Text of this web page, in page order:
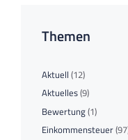
Themen
Aktuell (12)
Aktuelles(9)
Bewertung(1)
Einkommensteuer